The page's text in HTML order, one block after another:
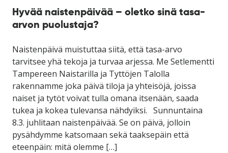
Hyvää naistenpäivää – oletko sinä tasa-
arvon puolustaja?
Naistenpäivä muistuttaa siitä, että tasa-arvo
tarvitsee yhä tekoja ja turvaa arjessa. Me Setlementti
Tampereen Naistarilla ja Tyttöjen Talolla
rakennamme joka päivä tiloja ja yhteisöjä, joissa
naiset ja tytöt voivat tulla omana itsenään, saada
tukea ja kokea tulevansa nähdyiksi. Sunnuntaina
8.3. juhlitaan naistenpäivää. Se on päivä, jolloin
pysähdymme katsomaan sekä taaksepäin että
eteenpäin: mitä olemme […]